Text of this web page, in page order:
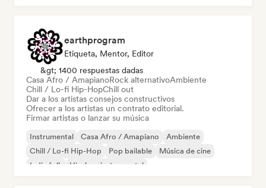
earthprogram
Etiqueta, Mentor, Editor
&gt; 1400 respuestas dadas
Casa Afro / AmapianoRock alternativoAmbiente
Chill / Lo-fi Hip-HopChill out
Dar a los artistas consejos constructivos
Ofrecer a los artistas un contrato editorial.
Firmar artistas o lanzar su música
Instrumental Casa Afro / Amapiano
Ambiente
Chill / Lo-fi Hip-Hop
Pop bailable
Música de cine
Indie folk
Hip-hop instrumental